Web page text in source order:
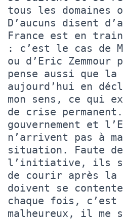
tous les domaines
D’aucuns disent
France est en
: c’est le cas de
ou d’Eric Zemmour
pense aussi que la
aujourd’hui en
mon sens, ce qui
de crise
gouvernement et
n’arrivent pas à
situation. Faute
l’initiative, ils
de courir après
doivent se
chaque fois, c’est
malheureux, il me